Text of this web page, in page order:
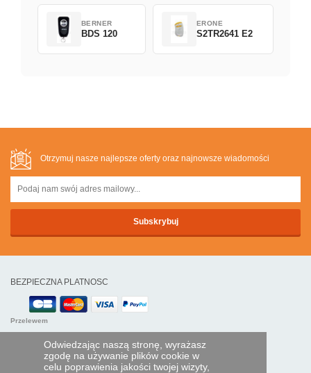
Odwiedzając naszą stronę, wyrażasz
zgodę na używanie plików cookie w
celu poprawienia jakości twojej wizyty,
BERNER
BDS 120
ERONE
S2TR2641 E2
Otrzymuj nasze najlepsze oferty oraz najnowsze wiadomości
BEZPIECZNA PLATNOSC
Przelewem
POMOC I USŁUGI
Śledź swoje zamówienie